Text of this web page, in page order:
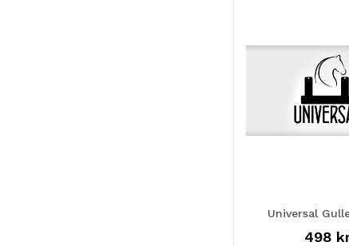
Universal
498